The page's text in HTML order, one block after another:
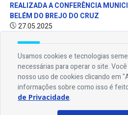
REALIZADA A CONFERÊNCIA
BELÉM DO BREJO DO CRUZ
27.05.2025
Endereço
Rua Alcindo Olímpio Maia, 435 - Manoel
Usamos cookies e tecnologias
necessárias para operar o site.
nosso uso de cookies clicando em
informações sobre como isso é
de Privacidade.